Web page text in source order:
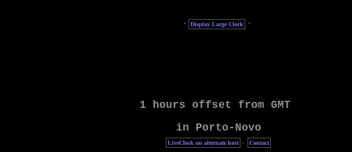
· Display Large Clock ·
LiveClock on alternate host · Contact